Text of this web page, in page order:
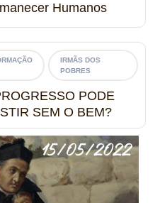
Humanos
IRMÃS DOS
POBRES
PODE
SEM O BEM?